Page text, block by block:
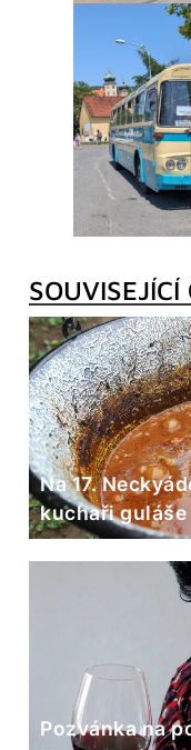
Na 17.
kuchaři guláše
Pozvánka na